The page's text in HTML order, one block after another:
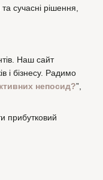
сучасні рішення,
Наш сайт
і бізнесу. Радимо
непосид?”,
прибутковий